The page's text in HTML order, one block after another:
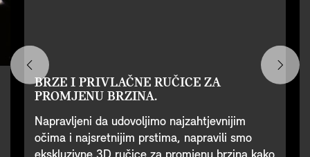
BRZE I PRIVLAČNE RUČICE ZA
PROMJENU BRZINA.
Napravljeni da udovoljimo najzahtjevnijim
očima i najsretnijim prstima, napravili smo